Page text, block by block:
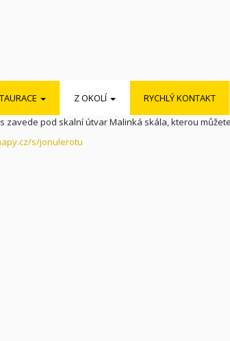
Z OKOLÍ RYCHLÝ KONTAKT
zavede pod skalní útvar Malinká skála, kterou
s/jonulerotu